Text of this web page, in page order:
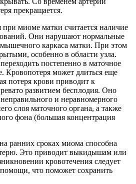
прекращается.
миоме матки считается наличие
Они нарушают нормальные
каркаса матки. При этом
особенно в области узла.
постепенно в маточное
Кровопотеря может длиться еще
потеря крови приводит к
развитием бесплодия. Оно
и неравномерного
слоя маточного органа, а также
фона (большая концентрация
ранних сроках миома способна
Это приводит выкидышам или
кровотечения следует
что поможет сохранить